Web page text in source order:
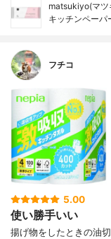
matsukiyo(マツ
キッチンペーパ
フチコ
5.00
使い勝手いい
揚げ物をしたときの油